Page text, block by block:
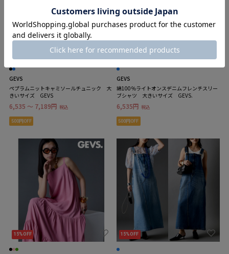
GEVS
ペプラムニットキャミソールチュニック 大
きいサイズ GEVS
6,535 ～ 7,189円 税込
500円OFF
15%OFF
GEVS
綿100％ライトオンスデニムフレンチスリー
ブシャツ 大きいサイズ GEVS.
6,535円 税込
500円OFF
15%OFF 15%OFF